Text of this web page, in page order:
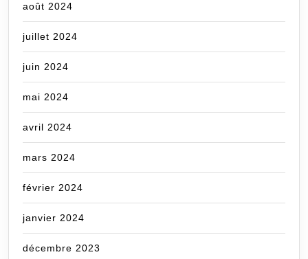
août 2024
juillet 2024
juin 2024
mai 2024
avril 2024
mars 2024
février 2024
janvier 2024
décembre 2023